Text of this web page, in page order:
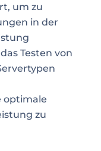
um zu
in der
Testen von
optimale
zu